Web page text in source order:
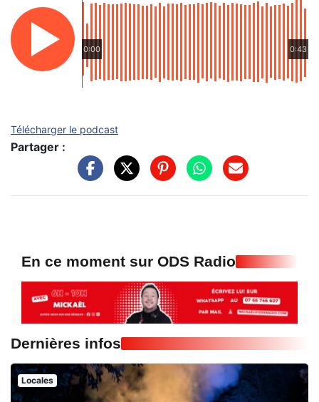
0:00 0:43
Télécharger le podcast
Partager :
En ce moment sur ODS Radio
Dernières infos
Locales